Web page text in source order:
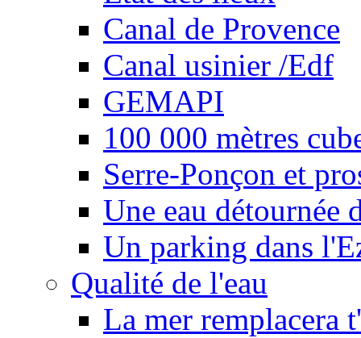
Canal de Provence
Canal usinier /Edf
GEMAPI
100 000 mètres
Serre-Ponçon et
Une eau détournée
Un parking dans
Qualité de l'eau
La mer remplacera